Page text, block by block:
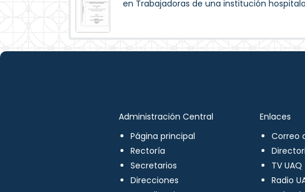
en Trabajadoras de una institución
Administración Central
Página principal
Rectoría
Secretarios
Direcciones
Enlaces
Correo
TV UAQ
Radio